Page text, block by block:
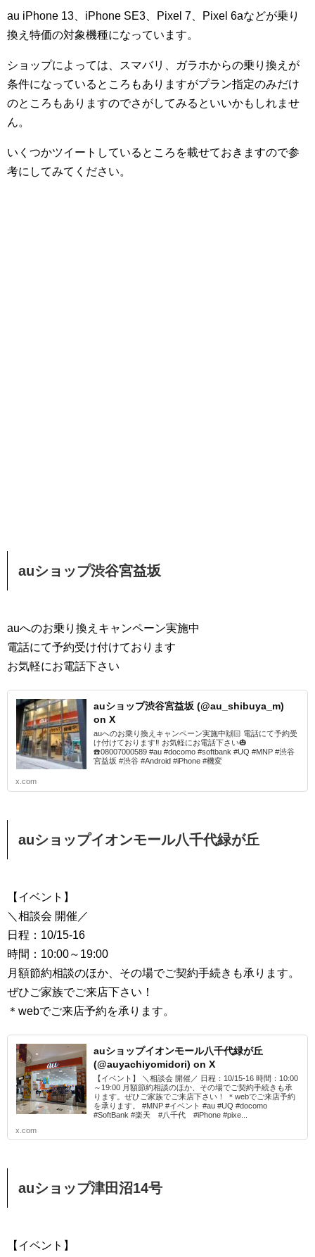
au iPhone 13、iPhone SE3、Pixel 7、Pixel 6aなどが乗り
換え特価の対象機種になっています。
ショップによっては、スマバリ、ガラホからの乗り換えが
条件になっているところもありますがプラン指定のみだけ
のところもありますのでさがしてみるといいかもしれませ
ん。
いくつかツイートしているところを載せておきますので参
考にしてみてください。
auショップ渋谷宮益坂
auへのお乗り換えキャンペーン実施中
電話にて予約受け付けております
お気軽にお電話下さい
auショップ渋谷宮益坂 (@au_shibuya_m)
on X
auへのお乗り換えキャンペーン実施中🙌🏻 電話にて予約受
け付けております‼︎ お気軽にお電話下さい🎃
☎️08007000589 #au #docomo #softbank #UQ #MNP #渋谷
宮益坂 #渋谷 #Android #iPhone #機変
x.com
auショップイオンモール八千代緑が丘
【イベント】
＼相談会 開催／
日程：10/15-16
時間：10:00～19:00
月額節約相談のほか、その場でご契約手続きも承ります。
ぜひご家族でご来店下さい！
＊webでご来店予約を承ります。
auショップイオンモール八千代緑が丘
(@auyachiyomidori) on X
【イベント】 ＼相談会 開催／ 日程：10/15-16 時間：10:00
～19:00 月額節約相談のほか、その場でご契約手続きも承
ります。ぜひご家族でご来店下さい！ ＊webでご来店予約
を承ります。 #MNP #イベント #au #UQ #docomo
#SoftBank #楽天 #八千代 #iPhone #pixe...
x.com
auショップ津田沼14号
【イベント】